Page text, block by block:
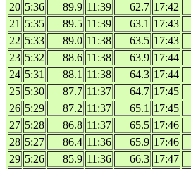
20 5:36 89.9 11:39 62.7 17:42
21 5:35 89.5 11:39 63.1 17:43
22 5:33 89.0 11:38 63.5 17:43
23 5:32 88.6 11:38 63.9 17:44
24 5:31 88.1 11:38 64.3 17:44
25 5:30 87.7 11:37 64.7 17:45
26 5:29 87.2 11:37 65.1 17:45
27 5:28 86.8 11:37 65.5 17:46
28 5:27 86.4 11:36 65.9 17:46
29 5:26 85.9 11:36 66.3 17:47